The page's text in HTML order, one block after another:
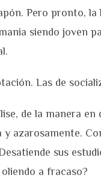
Pero pronto,
siendo joven
Las de
de la manera
azarosamente.
sus
a fracaso?